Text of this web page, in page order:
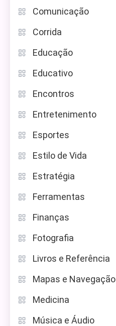
Comunicação
Corrida
Educação
Educativo
Encontros
Entretenimento
Esportes
Estilo de Vida
Estratégia
Ferramentas
Finanças
Fotografia
Livros e Referência
Mapas e Navegação
Medicina
Música e Áudio